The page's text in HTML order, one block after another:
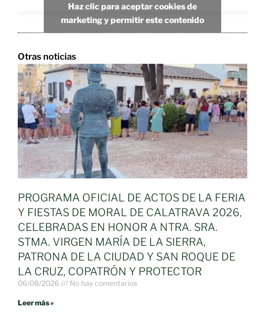
Haz clic para aceptar cookies de
marketing y permitir este contenido
Otras noticias
PROGRAMA OFICIAL DE ACTOS DE LA FERIA
Y FIESTAS DE MORAL DE CALATRAVA 2026,
CELEBRADAS EN HONOR A NTRA. SRA.
STMA. VIRGEN MARÍA DE LA SIERRA,
PATRONA DE LA CIUDAD Y SAN ROQUE DE
LA CRUZ, COPATRÓN Y PROTECTOR
06/08/2026 No hay comentarios
Leer más »